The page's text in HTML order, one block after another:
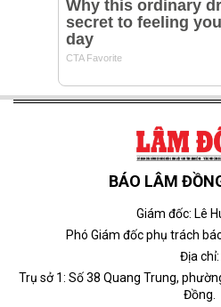
BÁO LÂM
Giám đốc: Lê
Phó Giám đốc phụ trách
Địa chỉ:
Trụ sở 1: Số 38 Quang Trung,
Đồng.